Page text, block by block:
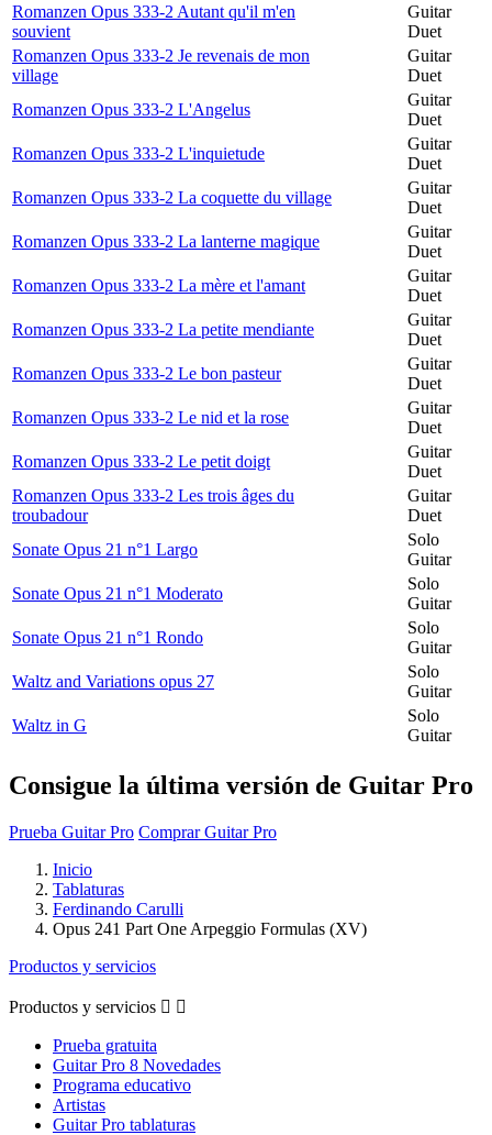
Romanzen Opus 333-2 Autant qu'il m'en
souvient
Guitar
Duet
Romanzen Opus 333-2 Je revenais de mon
village
Guitar
Duet
Romanzen Opus 333-2 L'Angelus
Guitar
Duet
Romanzen Opus 333-2 L'inquietude
Guitar
Duet
Romanzen Opus 333-2 La coquette du village
Guitar
Duet
Romanzen Opus 333-2 La lanterne magique
Guitar
Duet
Romanzen Opus 333-2 La mère et l'amant
Guitar
Duet
Romanzen Opus 333-2 La petite mendiante
Guitar
Duet
Romanzen Opus 333-2 Le bon pasteur
Guitar
Duet
Romanzen Opus 333-2 Le nid et la rose
Guitar
Duet
Romanzen Opus 333-2 Le petit doigt
Guitar
Duet
Romanzen Opus 333-2 Les trois âges du
troubadour
Guitar
Duet
Sonate Opus 21 n°1 Largo
Solo
Guitar
Sonate Opus 21 n°1 Moderato
Solo
Guitar
Sonate Opus 21 n°1 Rondo
Solo
Guitar
Waltz and Variations opus 27
Solo
Guitar
Waltz in G
Solo
Guitar
Consigue la última versión de Guitar Pro
Prueba Guitar Pro Comprar Guitar Pro
Inicio
Tablaturas
Ferdinando Carulli
Opus 241 Part One Arpeggio Formulas (XV)
Productos y servicios
Productos y servicios  
Prueba gratuita
Guitar Pro 8 Novedades
Programa educativo
Artistas
Guitar Pro tablaturas